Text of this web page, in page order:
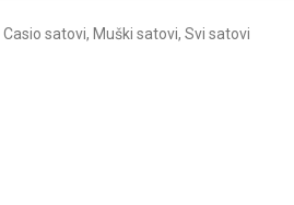
Casio satovi, Muški satovi, Svi satovi